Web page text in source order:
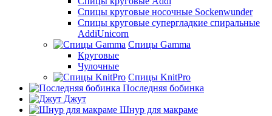
Спицы круговые носочные Sockenwunder
Спицы круговые супергладкие спиральные
AddiUnicorn
Спицы Gamma
Круговые
Чулочные
Спицы KnitPro
Последняя бобинка
Джут
Шнур для макраме